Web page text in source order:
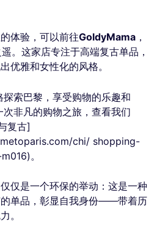
体验，可以前往GoldyMama ，
。这家店专注于高端复古单品，
优雅和女性化的风格。
索巴黎，享受购物的乐趣和
次非凡的购物之旅，查看我们
复古]
chi/ shopping-
。
仅是一个环保的举动：这是一种
单品，彰显自我身份——带着历
。